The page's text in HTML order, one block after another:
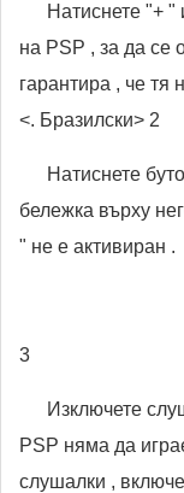
Натиснете "+ "
на PSP , за да се
гарантира , че тя
<. Бразилски> 2
Натиснете
бележка върху
" не е активиран .
3
Изключете
PSP няма да
слушалки ,